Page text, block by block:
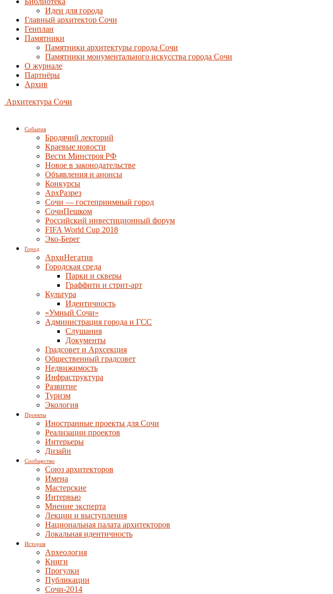
Идеи для города
Главный архитектор Сочи
Генплан
Памятники
Памятники архитектуры города Сочи
Памятники монументального искусства города Сочи
О журнале
Партнёры
Архив
Архитектура Сочи
События
Бродячий лекторий
Краевые новости
Вести Минстроя РФ
Новое в законодательстве
Объявления и анонсы
Конкурсы
АрхРазрез
Сочи — гостеприимный город
СочиПешком
Российский инвестиционный форум
FIFA World Cup 2018
Эко-Берег
Город
АрхиНегатив
Городская среда
Парки и скверы
Граффити и стрит-арт
Культура
Идентичность
«Умный Сочи»
Администрация города и ГСС
Слушания
Документы
Градсовет и Архсекция
Общественный градсовет
Недвижимость
Инфраструктура
Развитие
Туризм
Экология
Проекты
Иностранные проекты для Сочи
Реализации проектов
Интерьеры
Дизайн
Сообщество
Союз архитекторов
Имена
Мастерские
Интервью
Мнение эксперта
Лекции и выступления
Национальная палата архитекторов
Локальная идентичность
История
Археология
Книги
Прогулки
Публикации
Сочи-2014